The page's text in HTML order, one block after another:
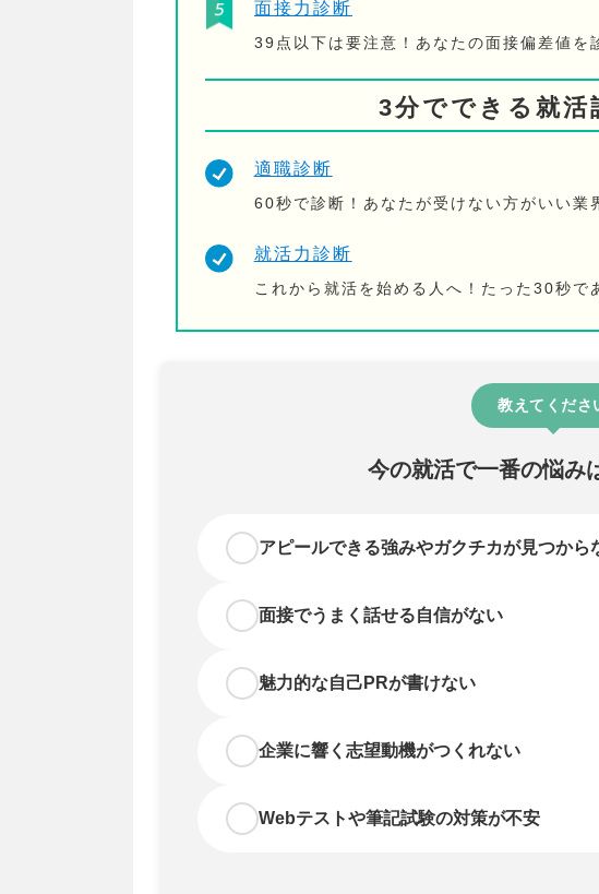
面接力診断
39点以下は要注意！あなたの面接偏差値を
3分でできる就活
適職診断
60秒で診断！あなたが受けない方がいい業
就活力診断
これから就活を始める人へ！たった30秒で